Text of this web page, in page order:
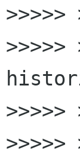
>>>>>
>>>>>